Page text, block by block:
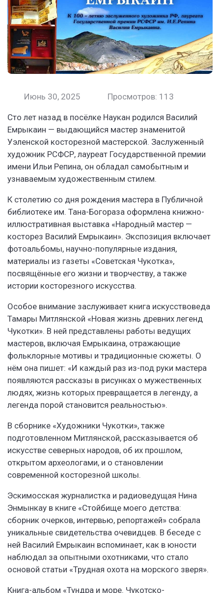
Июнь 30, 2025 Просмотров: 113
Сто лет назад в посёлке Наукан родился Василий
Емрыкаин — выдающийся мастер знаменитой
Уэленской косторезной мастерской. Заслуженный
художник РСФСР, лауреат Государственной премии
имени Ильи Репина, он обладал самобытным и
узнаваемым художественным стилем.
К столетию со дня рождения мастера в Публичной
библиотеке им. Тана-Богораза оформлена книжно-
иллюстративная выставка «Народный мастер —
косторез Василий Емрыкаин». Экспозиция включает
фотоальбомы, научно-популярные издания,
материалы из газеты «Советская Чукотка»,
посвящённые его жизни и творчеству, а также
истории косторезного искусства.
Особое внимание заслуживает книга искусствоведа
Тамары Митлянской «Новая жизнь древних легенд
Чукотки». В ней представлены работы ведущих
мастеров, включая Емрыкаина, отражающие
фольклорные мотивы и традиционные сюжеты. О
нём она пишет: «И каждый раз из-под руки мастера
появляются рассказы в рисунках о мужественных
людях, жизнь которых превращается в легенду, а
легенда порой становится реальностью».
В сборнике «Художники Чукотки», также
подготовленном Митлянской, рассказывается об
искусстве северных народов, об их прошлом,
открытом археологами, и о становлении
современной косторезной школы.
Эскимосская журналистка и радиоведущая Нина
Энмынкау в книге «Стойбище моего детства:
сборник очерков, интервью, репортажей» собрала
уникальные свидетельства очевидцев. В беседе с
ней Василий Емрыкаин вспоминает, как в юности
наблюдал за опытными охотниками, что стало
основой статьи «Трудная охота на морского зверя».
Книга-альбом «Тундра и море. Чукотско-